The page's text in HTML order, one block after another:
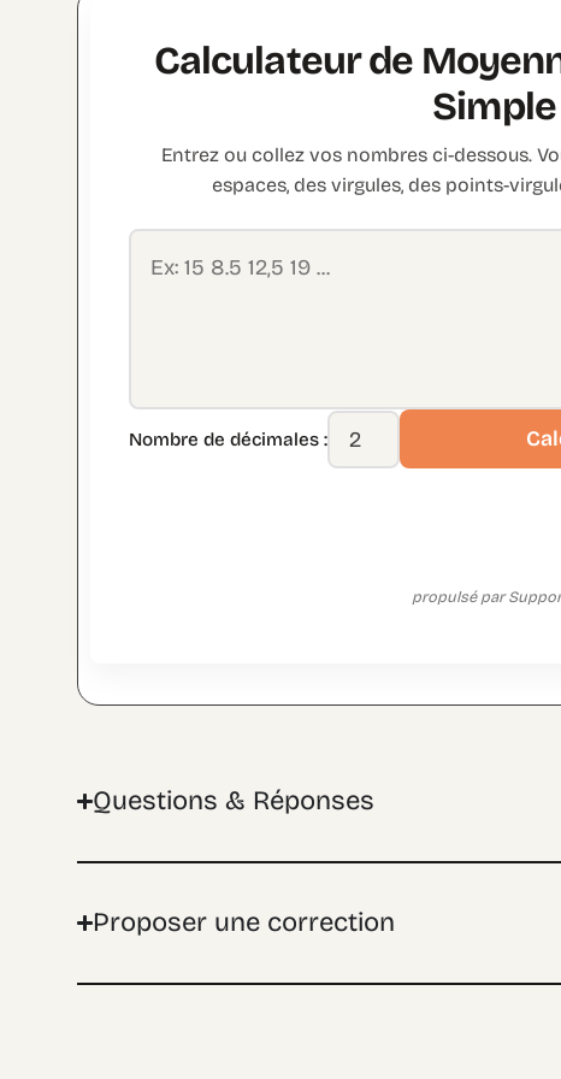
Calculateur de
Simple
Entrez ou collez vos nombres ci-dessous.
espaces, des virgules, des points-
Nombre de décimales :
propulsé par
Questions & Réponses
Proposer une correction